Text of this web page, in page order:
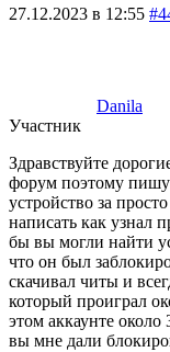
27.12.2023 в 12:55
Danila
Участник
Здравствуйте
форум поэтому пишу
устройство за
написать как узнал
бы вы могли найти
что он был
скачивал читы и
который проиграл
этом аккаунте
вы мне дали